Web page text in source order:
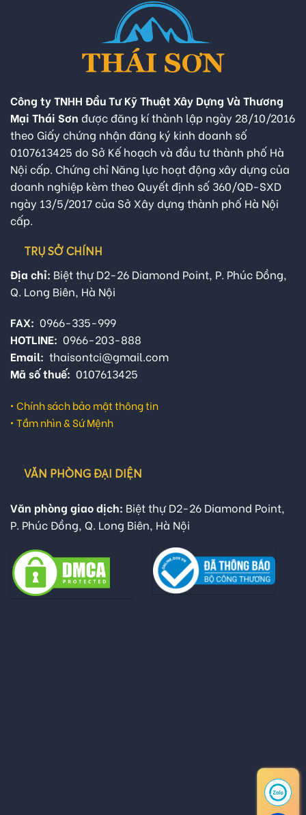
Công ty TNHH Đầu Tư Kỹ Thuật Xây Dựng Và Thương
Mại Thái Sơn được đăng kí thành lập ngày 28/10/2016
theo Giấy chứng nhận đăng ký kinh doanh số
0107613425 do Sở Kế hoạch và đầu tư thành phố Hà
Nội cấp. Chứng chỉ Năng lực hoạt động xây dựng của
doanh nghiệp kèm theo Quyết định số 360/QĐ-SXD
ngày 13/5/2017 của Sở Xây dựng thành phố Hà Nội
cấp.
TRỤ SỞ CHÍNH
Địa chỉ: Biệt thự D2-26 Diamond Point, P. Phúc Đồng,
Q. Long Biên, Hà Nội
FAX: 0966-335-999
HOTLINE: 0966-203-888
Email: thaisontci@gmail.com
Mã số thuế: 0107613425
• Chính sách bảo mật thông tin
• Tầm nhìn & Sứ Mệnh
VĂN PHÒNG ĐẠI DIỆN
Văn phòng giao dịch: Biệt thự D2-26 Diamond Point,
P. Phúc Đồng, Q. Long Biên, Hà Nội